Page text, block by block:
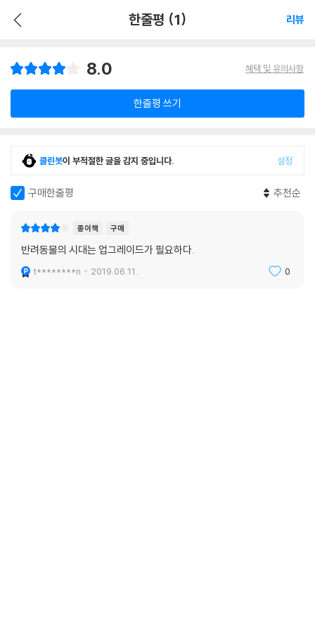
한줄평 (1) 리뷰
8.0 혜택 및 유의사항
한줄평 쓰기
클린봇이 부적절한 글을 감지 중입니다. 설정
구매한줄평 추천순
종이책 구매
반려동물의 시대는 업그레이드가 필요하다.
t********n 2019.06.11. 0